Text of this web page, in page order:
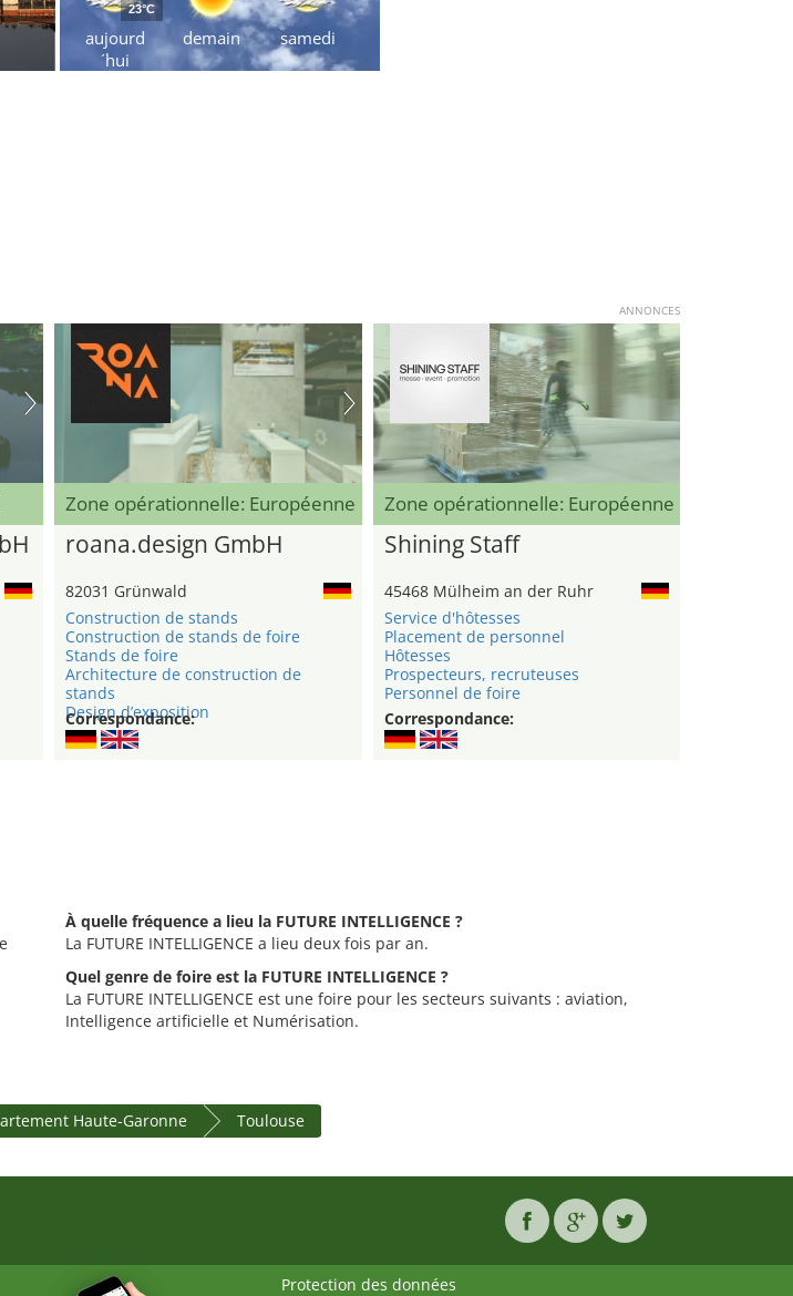
aujourd
´hui
23°C
demain samedi
ANNONCES
Zone opérationnelle: Européenne
roana.design GmbH
82031 Grünwald
Construction de stands
Construction de stands de foire
Stands de foire
Architecture de construction de
stands
Design d’exposition
Correspondance:
Zone opérationnelle: Européenne
Shining Staff
45468 Mülheim an der Ruhr
Service d'hôtesses
Placement de personnel
Hôtesses
Prospecteurs, recruteuses
Personnel de foire
Correspondance:
À quelle fréquence a lieu la FUTURE INTELLIGENCE ?
La FUTURE INTELLIGENCE a lieu deux fois par an.
Quel genre de foire est la FUTURE INTELLIGENCE ?
La FUTURE INTELLIGENCE est une foire pour les secteurs suivants : aviation,
Intelligence artificielle et Numérisation.
Haute-Garonne Toulouse
Protection des données